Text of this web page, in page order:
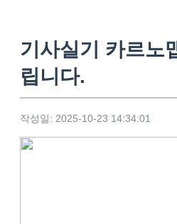
기사실기 카르노
립니다.
작성일: 2025-10-23 14:34:01